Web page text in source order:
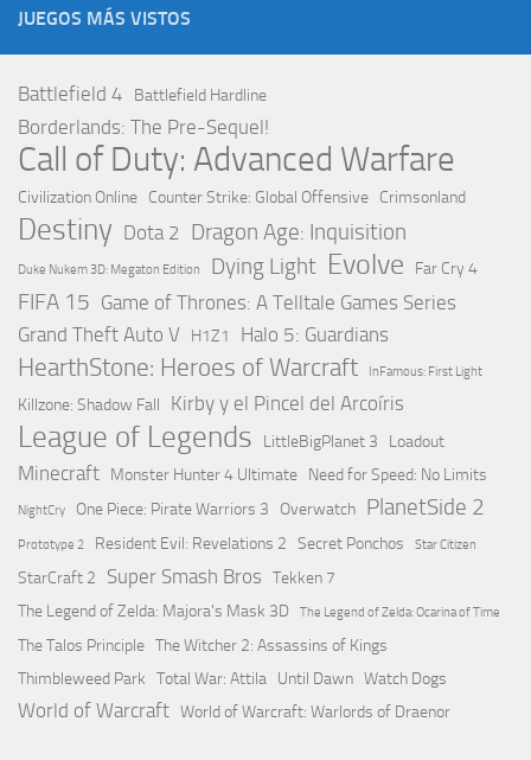
JUEGOS MÁS VISTOS
Battlefield 4 Battlefield Hardline
Borderlands: The Pre-Sequel!
Call of Duty: Advanced Warfare
Civilization Online Counter Strike: Global Offensive Crimsonland
Destiny Dota 2 Dragon Age: Inquisition
Duke Nukem 3D: Megaton Edition Dying Light Evolve Far Cry 4
FIFA 15 Game of Thrones: A Telltale Games Series
Grand Theft Auto V H1Z1 Halo 5: Guardians
HearthStone: Heroes of Warcraft InFamous: First Light
Killzone: Shadow Fall Kirby y el Pincel del Arcoíris
League of Legends LittleBigPlanet 3 Loadout
Minecraft Monster Hunter 4 Ultimate Need for Speed: No Limits
NightCry One Piece: Pirate Warriors 3 Overwatch PlanetSide 2
Prototype 2 Resident Evil: Revelations 2 Secret Ponchos Star Citizen
StarCraft 2 Super Smash Bros Tekken 7
The Legend of Zelda: Majora's Mask 3D
The Legend of Zelda: Ocarina of Time
The Talos Principle The Witcher 2: Assassins of Kings
Thimbleweed Park Total War: Attila Until Dawn Watch Dogs
World of Warcraft World of Warcraft: Warlords of Draenor